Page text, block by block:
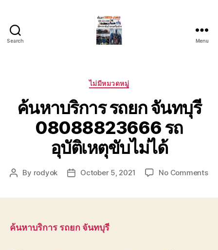
Search
ลาก
รถ
สไลด์
ชลบุรี
24
ชั่วโมง
ติดต่อ
0802220366
Menu
Categories
ไม่มีหมวดหมู่
ค้นหาบริการ รถยก จันทบุรี
08088823666 รถ
อุบัติเหตุขับไม่ได้
Post
By rodyok
PostOctober 5, 2021 No Commentson
ค้นหาบริการ รถยก จันทบุรี